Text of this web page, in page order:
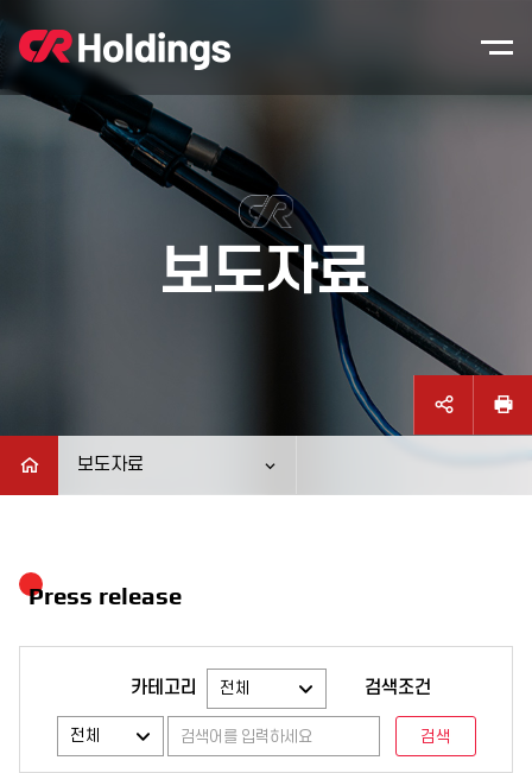
보도자료
보도자료
Press release
카테고리 검색조건